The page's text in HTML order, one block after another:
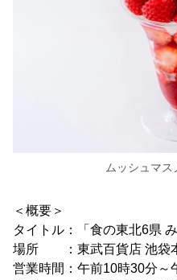
ムッシュマス
＜概要＞
タイトル：「食の東北6県 み
場所 ：東武百貨店 池袋
営業時間：午前10時30分～